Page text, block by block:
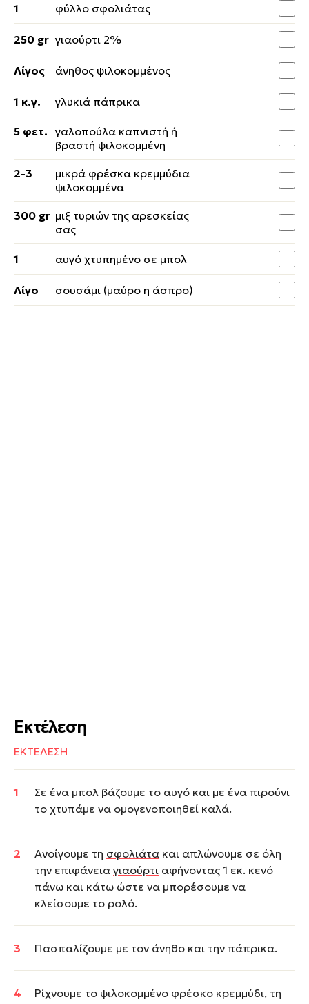
1 φύλλο σφολιάτας
250 gr γιαούρτι 2%
Λίγος άνηθος ψιλοκομμένος
1 κ.γ. γλυκιά πάπρικα
5 φετ. γαλοπούλα καπνιστή ή
βραστή ψιλοκομμένη
2-3
μικρά φρέσκα κρεμμύδια
ψιλοκομμένα
300 gr μιξ τυριών της αρεσκείας
σας
1 αυγό χτυπημένο σε μπολ
Λίγο σουσάμι (μαύρο η άσπρο)
Εκτέλεση
ΕΚΤΕΛΕΣΗ
Σε ένα μπολ βάζουμε το αυγό και με ένα πιρούνι
το χτυπάμε να ομογενοποιηθεί καλά.
Ανοίγουμε τη σφολιάτα και απλώνουμε σε όλη
την επιφάνεια γιαούρτι αφήνοντας 1 εκ. κενό
πάνω και κάτω ώστε να μπορέσουμε να
κλείσουμε το ρολό.
Πασπαλίζουμε με τον άνηθο και την πάπρικα.
Ρίχνουμε το ψιλοκομμένο φρέσκο κρεμμύδι, τη